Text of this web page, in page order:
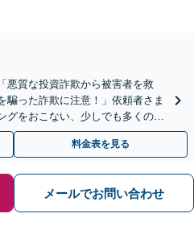
悪質な投資詐欺から被害者を救
騙った詐欺に注意！」依頼者さま
グをおこない、少しでも多くの返
料金表を見る
メールでお問い合わせ